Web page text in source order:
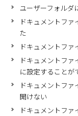
ユーザーフォルダ
ドキュメントフ
た
ドキュメントフ
ドキュメントファ
に設定することが
ドキュメントフ
開けない
ドキュメントフ